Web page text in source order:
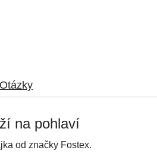
Otázky
na pohlaví
od značky Fostex.